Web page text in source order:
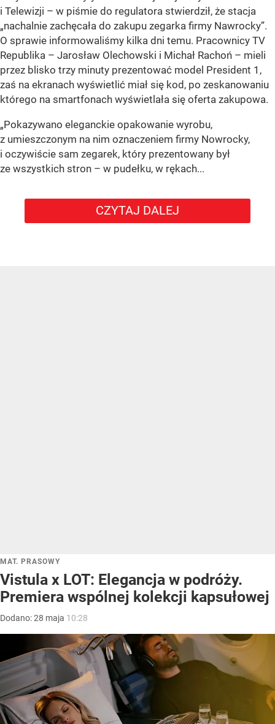
i Telewizji – w piśmie do regulatora stwierdził, że stacja
„nachalnie zachęcała do zakupu zegarka firmy Nawrocky”.
O sprawie informowaliśmy kilka dni temu. Pracownicy TV
Republika – Jarosław Olechowski i Michał Rachoń – mieli
przez blisko trzy minuty prezentować model President 1,
zaś na ekranach wyświetlić miał się kod, po zeskanowaniu
którego na smartfonach wyświetlała się oferta zakupowa.
„Pokazywano eleganckie opakowanie wyrobu,
z umieszczonym na nim oznaczeniem firmy Nowrocky,
i oczywiście sam zegarek, który prezentowany był
ze wszystkich stron – w pudełku, w rękach...
CZYTAJ DALEJ
MAT. PRASOWY
Vistula x LOT: Elegancja w podróży.
Premiera wspólnej kolekcji kapsułowej
Dodano:28 maja 10:28